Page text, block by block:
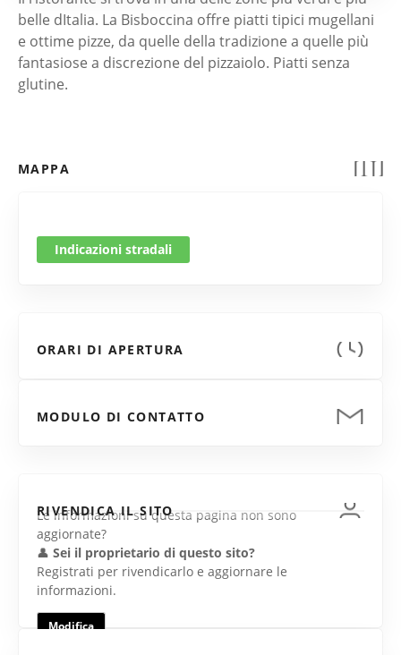
belle dItalia. La Bisboccina offre piatti tipici mugellani
e ottime pizze, da quelle della tradizione a quelle più
fantasiose a discrezione del pizzaiolo. Piatti senza
glutine.
MAPPA
Indicazioni stradali
ORARI DI APERTURA
MODULO DI CONTATTO
RIVENDICA IL SITO
Le informazioni su questa pagina non sono
aggiornate?
👤 Sei il proprietario di questo sito?
Registrati per rivendicarlo e aggiornare le
informazioni.
Modifica